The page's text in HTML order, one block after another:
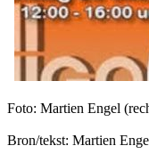
Foto: Martien Engel
Bron/tekst: Martien